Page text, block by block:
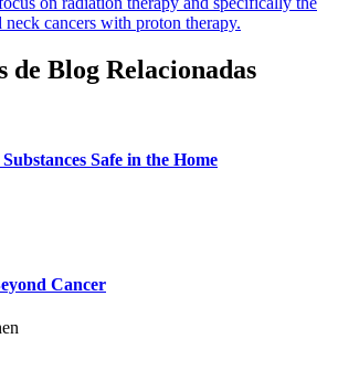
neck cancers with proton therapy.
de Blog Relacionadas
Safe in the Home
Cancer